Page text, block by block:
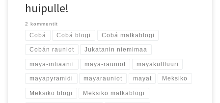
huipulle!
2 kommentit
Cobá Cobá blogi Cobá matkablogi
Cobán rauniot Jukatanin niemimaa
maya-intiaanit maya-rauniot mayakulttuuri
mayapyramidi mayarauniot mayat Meksiko
Meksiko blogi Meksiko matkablogi